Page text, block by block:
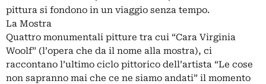
pittura si fondono in un viaggio senza tempo.
La Mostra
Quattro monumentali pitture tra cui “Cara Virginia
Woolf” (l’opera che da il nome alla mostra), ci
raccontano l’ultimo ciclo pittorico dell’artista “Le cose
non sapranno mai che ce ne siamo andati” il momento